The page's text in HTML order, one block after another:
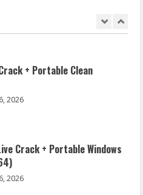
+ Portable Clean
2026
Crack + Portable Windows
2026